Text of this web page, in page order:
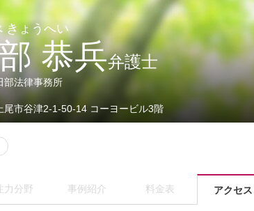
きょうへい
恭兵弁護士
部法律事務所
尾市谷津2-1-50-14 コーヨービル3階
力分野 事例紹介 料金表 アクセス